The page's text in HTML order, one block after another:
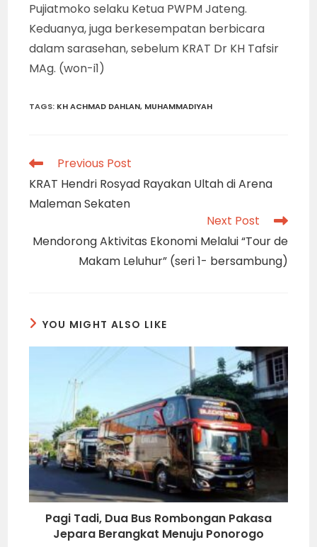
Pujiatmoko selaku Ketua PWPM Jateng.
Keduanya, juga berkesempatan berbicara
dalam sarasehan, sebelum KRAT Dr KH Tafsir
MAg. (won-i1)
TAGS: KH ACHMAD DAHLAN, MUHAMMADIYAH
Read
articles
Previous Post
KRAT Hendri Rosyad Rayakan Ultah di Arena
Maleman Sekaten
Next Post
Mendorong Aktivitas Ekonomi Melalui “Tour de
Makam Leluhur” (seri 1- bersambung)
YOU MIGHT ALSO LIKE
Pagi Tadi, Dua Bus Rombongan Pakasa
Jepara Berangkat Menuju Ponorogo